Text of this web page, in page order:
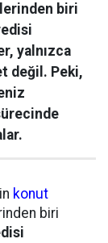
biri
yalnızca
değil. Peki,
konut
biri